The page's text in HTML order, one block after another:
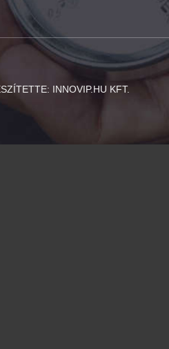
INNOVIP.HU KFT.